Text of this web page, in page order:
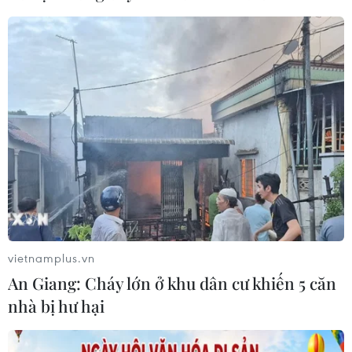
CƠ QUAN CHỦ QUẢN: THÔNG TẤN XÃ VIỆT NAM
Tổng Biên tập: TRẦN TIẾN DUẨN
Phó Tổng Biên tập: NGUYỄN THỊ TÁM, KHÚC THANH
THỦY
Sở hữu trí tuệ
RSS
Hỗ trợ
vietnamplus.vn
An Giang: Cháy lớn ở khu dân cư khiến 5 căn
nhà bị hư hại